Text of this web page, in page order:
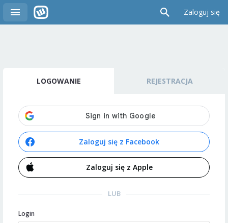
Zaloguj się
LOGOWANIE REJESTRACJA
Zaloguj się z Facebook
Zaloguj się z Apple
LUB
Login